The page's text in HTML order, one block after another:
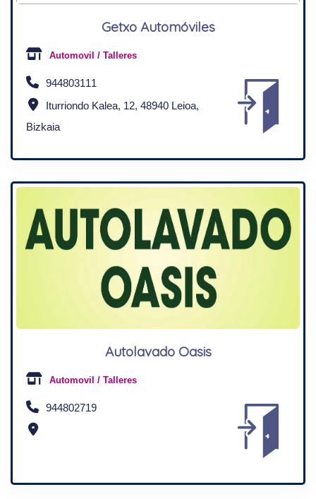
Getxo Automóviles
Automovil / Talleres
944803111
Iturriondo Kalea, 12, 48940 Leioa,
Bizkaia
Autolavado Oasis
Automovil / Talleres
944802719